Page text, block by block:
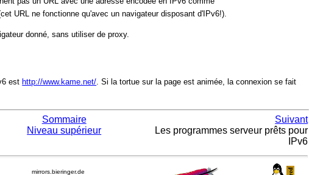
URL ne fonctionne qu'avec un navigateur disposant d'IPv6!).
donné, sans utiliser de proxy.
est http://www.kame.net/. Si la tortue sur la page est animée, la connexion se fait
Sommaire
Suivant
Niveau supérieur
Les programmes serveur prêts pour
IPv6
mirrors.bieringer.de